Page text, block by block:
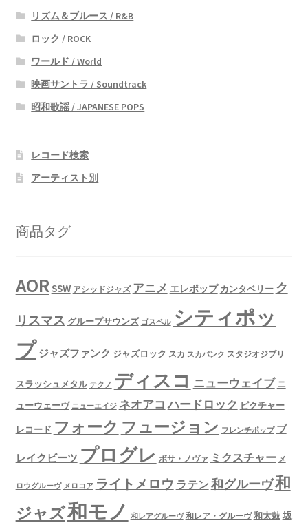
リズム＆ブルース / R&B
ロック / ROCK
ワールド / World
映画サントラ / Soundtrack
昭和歌謡 / JAPANESE POPS
レコード検索
アーティスト別
商品タグ
AORSSW アシッドジャズ アニメ エレポップ カンタベリー ク
リスマス グループサウンズ ゴスペル シティポッ
プ ジャズファンク ジャズロック スカ スカパンク スタジオジブリ
スラッシュメタル テクノ ディスコ ニューウェイブ ニ
ューウェーヴ ニューエイジ ネオアコ ハードロック ピクチャー
レコード フォーク フュージョン フレンチポップ ブ
レイクビーツ プログレ ボサ・ノヴァ ミクスチャー メ
ロウグルーヴ メロコア ライトメロウ ラテン 和グルーヴ和
ジャズ和モノ 和レアグルーヴ 和レア・グルーヴ 和太鼓坂